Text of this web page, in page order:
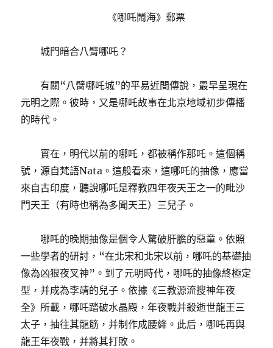
《哪吒鬧海》郵票
城門暗合八臂哪吒？
有關“八臂哪吒城”的平易近間傳說，最早呈現在
元明之際。彼時，又是哪吒故事在北京地域初步傳播
的時代。
實在，明代以前的哪吒，都被稱作那吒。這個稱
號，源自梵語Nata。這般看來，這哪吒的抽像，應當
來自古印度，聽說哪吒是釋教四年夜天王之一的毗沙
門天王（有時也稱為多聞天王）三兒子。
哪吒的晚期抽像是個令人驚破肝膽的惡童。依照
一些學者的研討，“在北宋和北宋以前，哪吒的基礎抽
像為凶狠夜叉神”。到了元明時代，哪吒的抽像終極定
型，并成為李靖的兒子。依據《三教源流搜神年夜
全》所載，哪吒踏破水晶殿，年夜戰并殺逝世龍王三
太子，抽往其龍筋，并制作成腰絳。此后，哪吒再與
龍王年夜戰，并將其打敗。